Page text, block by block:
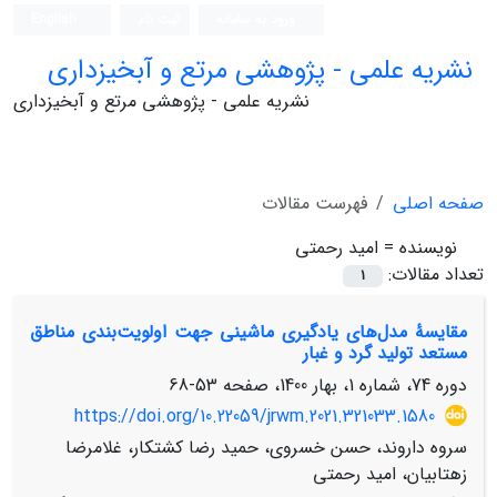
نشریه علمی - پژوهشی مرتع و آبخیزداری
نشریه علمی - پژوهشی مرتع و آبخیزداری
صفحه اصلی
فهرست مقالات
نویسنده = امید رحمتی
تعداد مقالات:
1
مقایسۀ مدل‌های یادگیری ماشینی جهت اولویت‌بندی مناطق
مستعد تولید گرد و غبار
دوره 74، شماره 1، بهار 1400، صفحه
53-68
https://doi.org/10.22059/jrwm.2021.321033.1580
سروه داروند، حسن خسروی، حمید رضا کشتکار، غلامرضا
زهتابیان، امید رحمتی